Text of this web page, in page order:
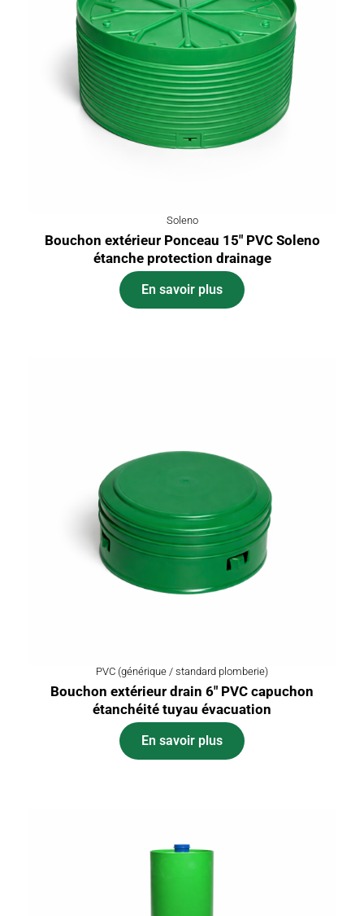
Soleno
Bouchon extérieur Ponceau 15″ PVC Soleno
étanche protection drainage
En savoir plus
PVC (générique / standard plomberie)
Bouchon extérieur drain 6″ PVC capuchon
étanchéité tuyau évacuation
En savoir plus